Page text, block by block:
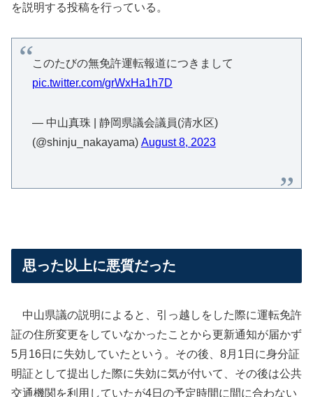
を説明する投稿を行っている。
このたびの無免許運転報道につきまして
pic.twitter.com/grWxHa1h7D
— 中山真珠 | 静岡県議会議員(清水区)
(@shinju_nakayama) August 8, 2023
思った以上に悪質だった
中山県議の説明によると、引っ越しをした際に運転免許
証の住所変更をしていなかったことから更新通知が届かず
5月16日に失効していたという。その後、8月1日に身分証
明証として提出した際に失効に気が付いて、その後は公共
交通機関を利用していたが4日の予定時間に間に合わない